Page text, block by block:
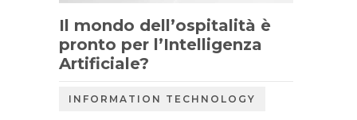
Il mondo dell’ospitalità è
pronto per l’Intelligenza
Artificiale?
INFORMATION TECHNOLOGY